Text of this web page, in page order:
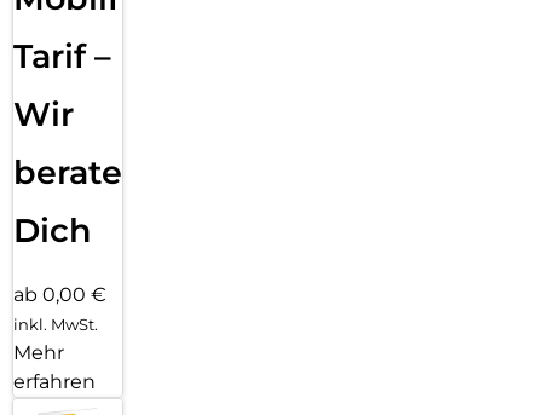
Tarif –
Wir
beraten
Dich
ab 0,00 €
inkl. MwSt.
Mehr
erfahren